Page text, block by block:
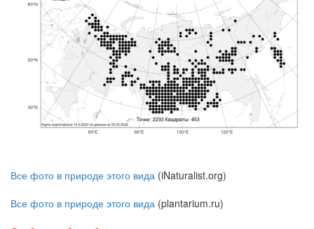
Все фото в природе этого вида (iNaturalist.org)
Все фото в природе этого вида (plantarium.ru)